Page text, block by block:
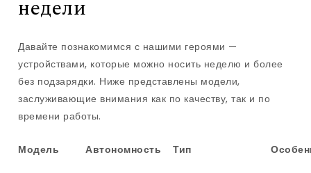
недели
Давайте познакомимся с нашими героями —
устройствами, которые можно носить неделю и более
без подзарядки. Ниже представлены модели,
заслуживающие внимания как по качеству, так и по
времени работы.
Модель Автономность Тип